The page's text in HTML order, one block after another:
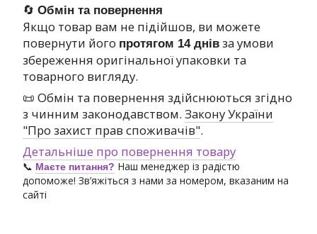
🔄 Обмін та повернення
Якщо товар вам не підійшов, ви можете
повернути його протягом 14 днів за умови
збереження оригінальної упаковки та
товарного вигляду.
📜 Обмін та повернення здійснюються згідно
з чинним законодавством. Закону України
"Про захист прав споживачів".
Детальніше про повернення товару
📞 Маєте питання? Наш менеджер із радістю
допоможе! Зв’яжіться з нами за номером, вказаним на
сайті